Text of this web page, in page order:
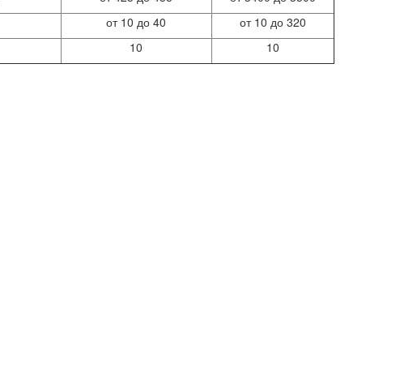
от 10 до 40
от 10 до 320
10 10